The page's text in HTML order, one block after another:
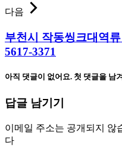
다음
부천시 작동씽크대역
5617-3371
아직 댓글이 없어요. 첫 댓글을 남
답글 남기기
이메일 주소는 공개되지 않
다